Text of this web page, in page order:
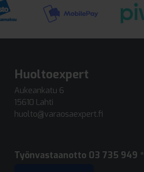
Huoltoexpert
Aukeankatu 6
15610 Lahti
huolto@varaosaexpert.fi
Työnvastaanotto 03 735 949 *